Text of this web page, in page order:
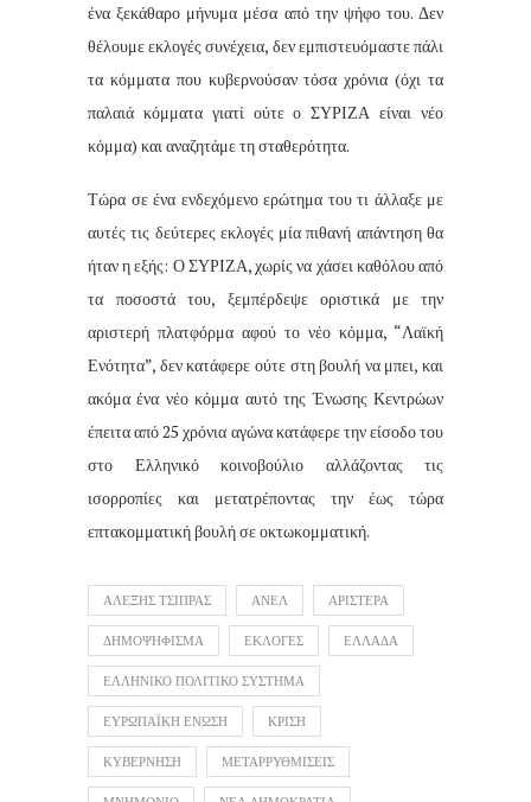
ένα ξεκάθαρο μήνυμα μέσα από την ψήφο του. Δεν
θέλουμε εκλογές συνέχεια, δεν εμπιστευόμαστε πάλι
τα κόμματα που κυβερνούσαν τόσα χρόνια (όχι τα
παλαιά κόμματα γιατί ούτε ο ΣΥΡΙΖΑ είναι νέο
κόμμα) και αναζητάμε τη σταθερότητα.
Τώρα σε ένα ενδεχόμενο ερώτημα του τι άλλαξε με
αυτές τις δεύτερες εκλογές μία πιθανή απάντηση θα
ήταν η εξής: Ο ΣΥΡΙΖΑ, χωρίς να χάσει καθόλου από
τα ποσοστά του, ξεμπέρδεψε οριστικά με την
αριστερή πλατφόρμα αφού το νέο κόμμα, “Λαϊκή
Ενότητα”, δεν κατάφερε ούτε στη βουλή να μπει, και
ακόμα ένα νέο κόμμα αυτό της Ένωσης Κεντρώων
έπειτα από 25 χρόνια αγώνα κατάφερε την είσοδο του
στο Ελληνικό κοινοβούλιο αλλάζοντας τις
ισορροπίες και μετατρέποντας την έως τώρα
επτακομματική βουλή σε οκτωκομματική.
ΑΛΕΞΗΣ ΤΣΙΠΡΑΣ ΑΝΕΛ ΑΡΙΣΤΕΡΑ
ΔΗΜΟΨΗΦΙΣΜΑ ΕΚΛΟΓΕΣ ΕΛΛΑΔΑ
ΕΛΛΗΝΙΚΟ ΠΟΛΙΤΙΚΟ ΣΥΣΤΗΜΑ
ΕΥΡΩΠΑΪΚΗ ΕΝΩΣΗ ΚΡΙΣΗ
ΚΥΒΕΡΝΗΣΗ ΜΕΤΑΡΡΥΘΜΙΣΕΙΣ